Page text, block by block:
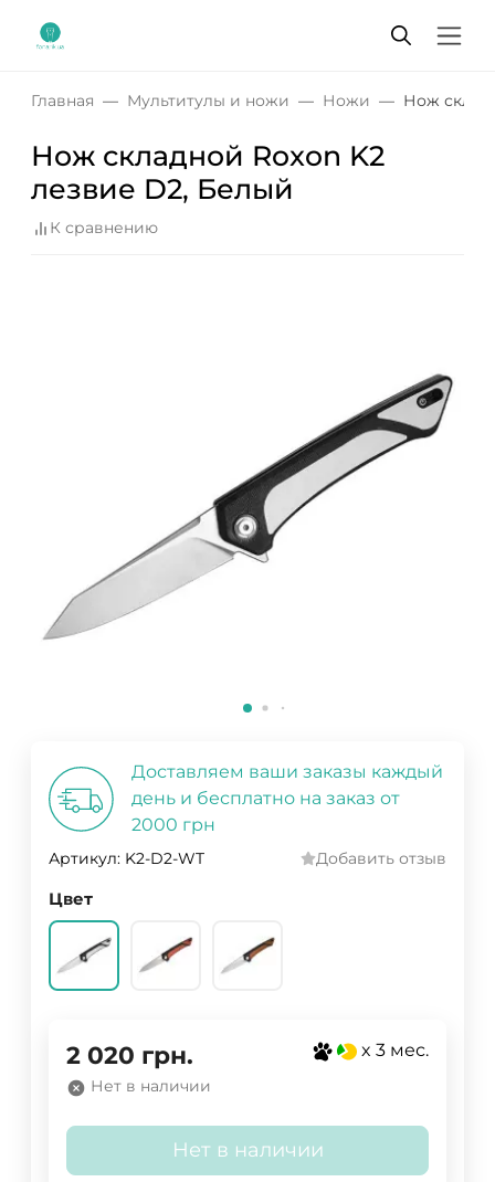
Главная Мультитулы и ножи Ножи Нож
Нож складной Roxon K2
лезвие D2, Белый
К сравнению
Доставляем ваши заказы каждый
день и бесплатно на заказ от
2000 грн
Артикул: K2-D2-WT Добавить отзыв
Цвет
2 020 грн. x 3 мес.
Нет в наличии
Нет в наличии